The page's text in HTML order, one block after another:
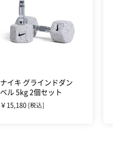
ナイキ グラインドダン
ベル 5kg 2個セット
￥15,180 [税込]